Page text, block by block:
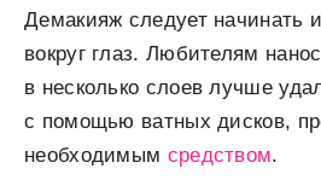
Демакияж следует начинать
вокруг глаз. Любителям
в несколько слоев лучше
с помощью ватных дисков,
необходимым средством.